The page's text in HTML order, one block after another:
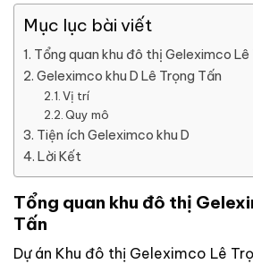
Mục lục bài viết
Tổng quan khu đô thị Geleximco Lê
Geleximco khu D Lê Trọng Tấn
Vị trí
Quy mô
Tiện ích Geleximco khu D
Lời Kết
Tổng quan khu đô thị
Tấn
Dự án Khu đô thị Geleximco Lê